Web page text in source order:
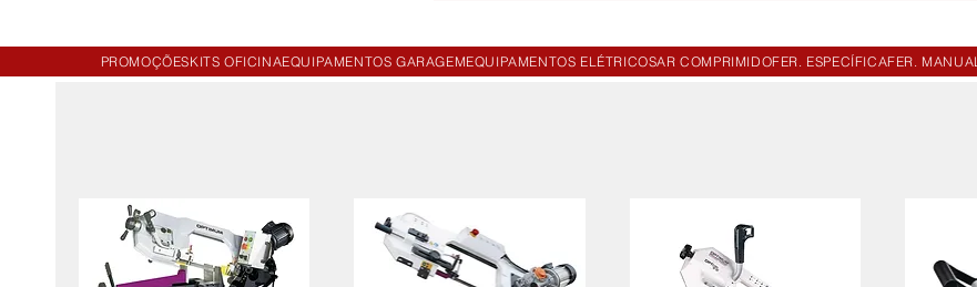
PROMOÇÕESKITS OFICINAEQUIPAMENTOS GARAGEMEQUIPAMENTOS ELÉTRICOSAR COMPRIMIDOFER. ESPECÍFICAFER. MANUAL